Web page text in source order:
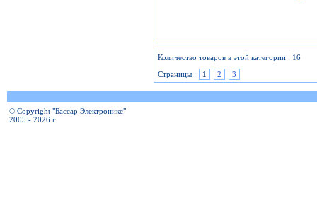
Количество товаров в этой категории : 16
Страницы :
1 2 3
© Copyright "Бассар Электроникс"
2005 - 2026 г.